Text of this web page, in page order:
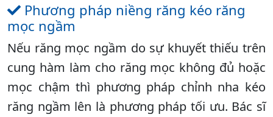
Phương pháp niềng răng kéo răng
mọc ngầm
Nếu răng mọc ngầm do sự khuyết thiếu trên
cung hàm làm cho răng mọc không đủ hoặc
mọc chậm thì phương pháp chỉnh nha kéo
răng ngầm lên là phương pháp tối ưu. Bác sĩ